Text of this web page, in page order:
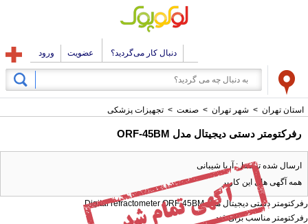
دنبال کار می‌گردید؟ عضویت ورود
استان تهران > شهر تهران > صنعت > تجهیزات پزشکی
رفرکتومتر دستی دیجیتال مدل ORF-45BM
ارسال شده توسط : آریا شیبانی
همه آگهی های این کاربر
رفرکتومتر دستی دیجیتال مدل Digital refractometer ORF-45BM
رفرکتومتر مناسب برای قند